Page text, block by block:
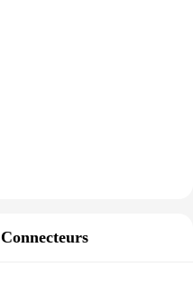
Connecteurs